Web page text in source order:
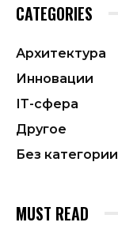
CATEGORIES
Архитектура
Инновации
ІТ-сфера
Другое
Без категории
MUST READ